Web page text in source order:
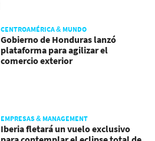
CENTROAMÉRICA & MUNDO
Gobierno de Honduras lanzó
plataforma para agilizar el
comercio exterior
EMPRESAS & MANAGEMENT
Iberia fletará un vuelo exclusivo